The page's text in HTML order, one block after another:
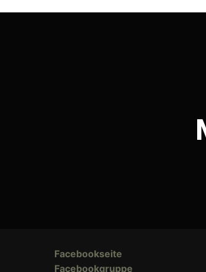
Facebookseite
Facebookgruppe